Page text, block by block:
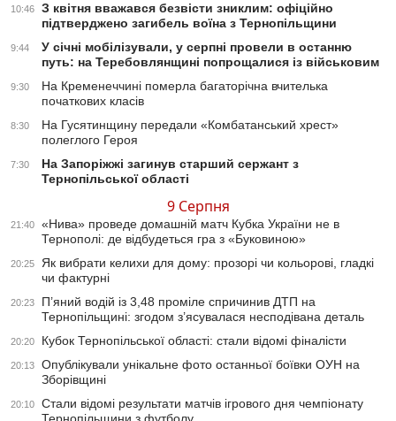
10:46
З квітня вважався безвісти зниклим: офіційно
підтверджено загибель воїна з Тернопільщини
9:44
У січні мобілізували, у серпні провели в останню
путь: на Теребовлянщині попрощалися із військовим
9:30
На Кременеччині померла багаторічна вчителька
початкових класів
8:30
На Гусятинщину передали «Комбатанський хрест»
полеглого Героя
7:30
На Запоріжжі загинув старший сержант з
Тернопільської області
9 Серпня
21:40
«Нива» проведе домашній матч Кубка України не в
Тернополі: де відбудеться гра з «Буковиною»
20:25
Як вибрати келихи для дому: прозорі чи кольорові, гладкі
чи фактурні
20:23
П’яний водій із 3,48 проміле спричинив ДТП на
Тернопільщині: згодом з’ясувалася несподівана деталь
20:20 Кубок Тернопільської області: стали відомі фіналісти
20:13
Опублікували унікальне фото останньої боївки ОУН на
Зборівщині
20:10
Стали відомі результати матчів ігрового дня чемпіонату